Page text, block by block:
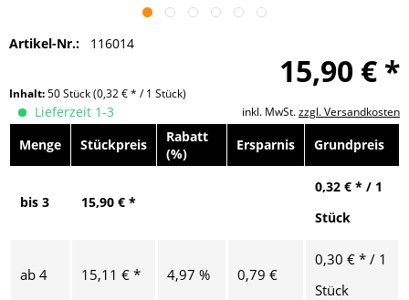
Artikel-Nr.: 116014
15,90 € *
Inhalt:50 Stück(0,32 € * / 1 Stück)
inkl. MwSt.zzgl. Versandkosten
Lieferzeit 1-3
Menge
Stückpreis
Rabatt
(%)
Ersparnis Grundpreis
bis 3 15,90 € *
0,32 € * / 1
Stück
ab 4 15,11 € * 4,97 % 0,79 €
0,30 € * / 1
Stück